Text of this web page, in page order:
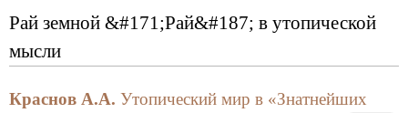
изучения мифологемы рая и связанных с ней
утопических представлений.
Центр сравнительного изучения
Рай земной &#171;Рай&#187; в утопической
мысли
Краснов А.А. Утопический мир в «Знатнейших